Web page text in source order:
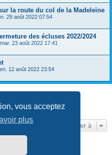
vous acceptez
plus
la route du col de la Madeleine
29 août 2022 07:54
des écluses 2022/2024
mar. 23 août 2022 17:41
12 août 2022 23:54
1sur13
2 3 4 5 … 13
Aller à
Software © phpBB Limited
phpBB-fr.com